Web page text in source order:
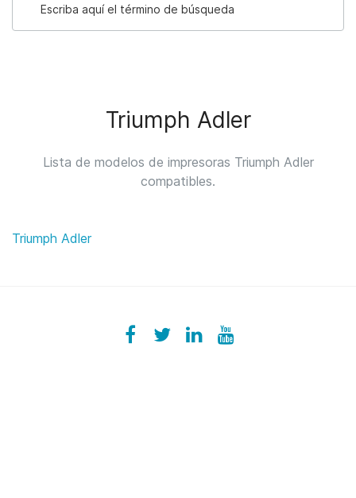
Triumph Adler
Lista de modelos de impresoras Triumph Adler
compatibles.
Triumph Adler
Facebook
ezeeplive
Twitter
ezeepLinkedIn
ezeepYouTube